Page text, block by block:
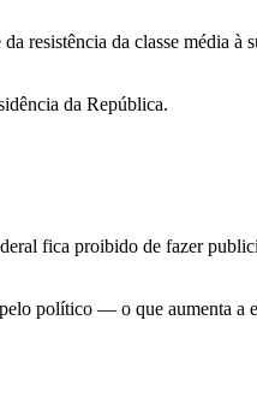
resistência da classe média
da República.
fica proibido de fazer
político — o que aumenta a